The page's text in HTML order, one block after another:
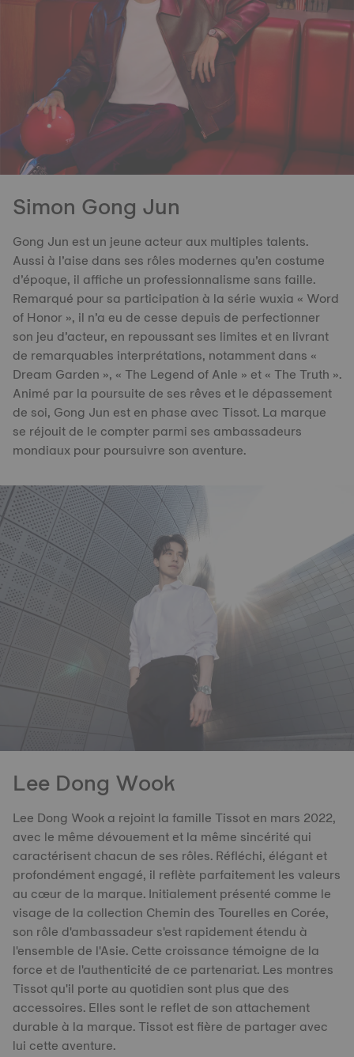
Simon Gong Jun
Gong Jun est un jeune acteur aux multiples talents.
Aussi à l’aise dans ses rôles modernes qu’en costume
d’époque, il affiche un professionnalisme sans faille.
Remarqué pour sa participation à la série wuxia « Word
of Honor », il n’a eu de cesse depuis de perfectionner
son jeu d’acteur, en repoussant ses limites et en livrant
de remarquables interprétations, notamment dans «
Dream Garden », « The Legend of Anle » et « The Truth ».
Animé par la poursuite de ses rêves et le dépassement
de soi, Gong Jun est en phase avec Tissot. La marque
se réjouit de le compter parmi ses ambassadeurs
mondiaux pour poursuivre son aventure.
Lee Dong Wook
Lee Dong Wook a rejoint la famille Tissot en mars 2022,
avec le même dévouement et la même sincérité qui
caractérisent chacun de ses rôles. Réfléchi, élégant et
profondément engagé, il reflète parfaitement les valeurs
au cœur de la marque. Initialement présenté comme le
visage de la collection Chemin des Tourelles en Corée,
son rôle d'ambassadeur s'est rapidement étendu à
l'ensemble de l'Asie. Cette croissance témoigne de la
force et de l'authenticité de ce partenariat. Les montres
Tissot qu'il porte au quotidien sont plus que des
accessoires. Elles sont le reflet de son attachement
durable à la marque. Tissot est fière de partager avec
lui cette aventure.